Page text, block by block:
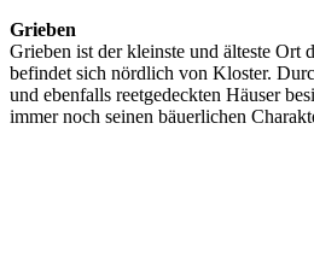
Grieben
Grieben ist der kleinste und älteste Ort
befindet sich nördlich von Kloster.
und ebenfalls reetgedeckten Häuser
immer noch seinen bäuerlichen